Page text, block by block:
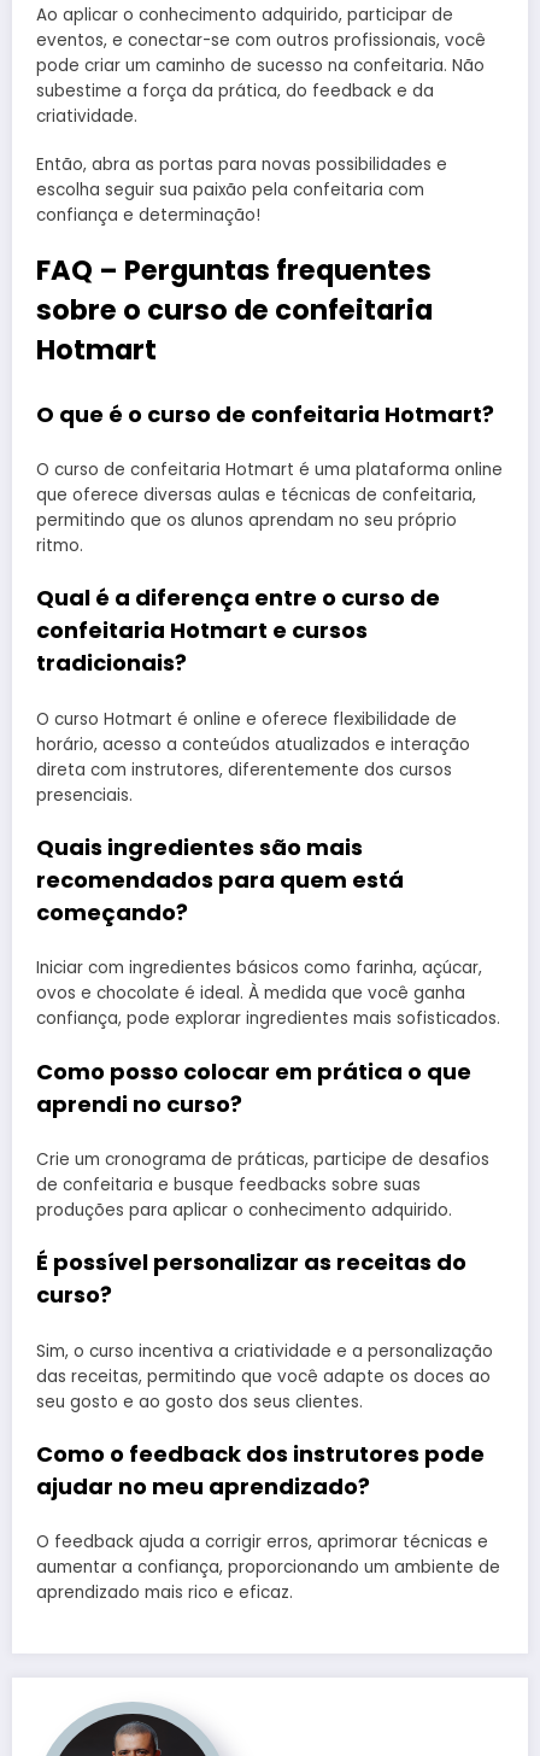
Ao aplicar o conhecimento adquirido, participar de
eventos, e conectar-se com outros profissionais, você
pode criar um caminho de sucesso na confeitaria. Não
subestime a força da prática, do feedback e da
criatividade.
Então, abra as portas para novas possibilidades e
escolha seguir sua paixão pela confeitaria com
confiança e determinação!
FAQ – Perguntas frequentes
sobre o curso de confeitaria
Hotmart
O que é o curso de confeitaria Hotmart?
O curso de confeitaria Hotmart é uma plataforma online
que oferece diversas aulas e técnicas de confeitaria,
permitindo que os alunos aprendam no seu próprio
ritmo.
Qual é a diferença entre o curso de
confeitaria Hotmart e cursos
tradicionais?
O curso Hotmart é online e oferece flexibilidade de
horário, acesso a conteúdos atualizados e interação
direta com instrutores, diferentemente dos cursos
presenciais.
Quais ingredientes são mais
recomendados para quem está
começando?
Iniciar com ingredientes básicos como farinha, açúcar,
ovos e chocolate é ideal. À medida que você ganha
confiança, pode explorar ingredientes mais sofisticados.
Como posso colocar em prática o que
aprendi no curso?
Crie um cronograma de práticas, participe de desafios
de confeitaria e busque feedbacks sobre suas
produções para aplicar o conhecimento adquirido.
É possível personalizar as receitas do
curso?
Sim, o curso incentiva a criatividade e a personalização
das receitas, permitindo que você adapte os doces ao
seu gosto e ao gosto dos seus clientes.
Como o feedback dos instrutores pode
ajudar no meu aprendizado?
O feedback ajuda a corrigir erros, aprimorar técnicas e
aumentar a confiança, proporcionando um ambiente de
aprendizado mais rico e eficaz.